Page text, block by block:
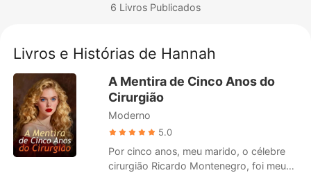
Baixar App
Lobisomem
Romance
Bilionários
Ranking
6 Livros Publicados
Livros e Histórias de Hannah
A Mentira de Cinco Anos do
Cirurgião
Moderno
5.0
Por cinco anos, meu marido, o célebre
cirurgião Ricardo Montenegro, foi meu